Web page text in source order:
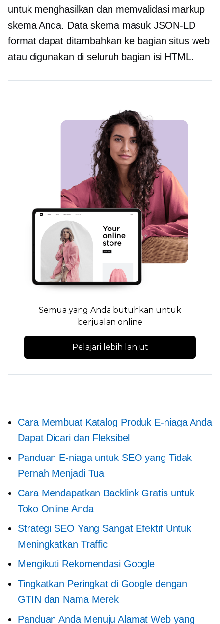
untuk menghasilkan dan memvalidasi markup
skema Anda. Data skema masukJSON-LD
format dapat ditambahkan ke bagian situs web
atau digunakan di seluruh bagian isi HTML.
Semua yang Anda butuhkan untuk
berjualan online
Pelajari lebih lanjut
Cara Membuat Katalog Produk E-niaga Anda
Dapat Dicari dan Fleksibel
Panduan E-niaga untuk SEO yang Tidak
Pernah Menjadi Tua
Cara Mendapatkan Backlink Gratis untuk
Toko Online Anda
Strategi SEO Yang Sangat Efektif Untuk
Meningkatkan Traffic
Mengikuti Rekomendasi Google
Tingkatkan Peringkat di Google dengan
GTIN dan Nama Merek
Panduan Anda Menuju Alamat Web yang